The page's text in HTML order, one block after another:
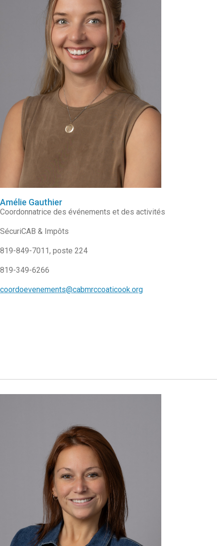
Amélie Gauthier
Coordonnatrice des événements et des activités
SécuriCAB & Impôts
819-849-7011, poste 224
819-349-6266
coordoevenements@cabmrccoaticook.org